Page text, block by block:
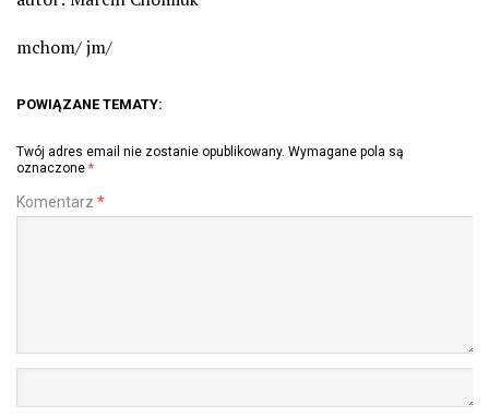
mchom/ jm/
POWIĄZANE TEMATY:
Twój adres email nie zostanie opublikowany. Wymagane pola są
oznaczone *
Komentarz *